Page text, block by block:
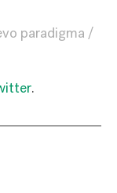
paradigma
.